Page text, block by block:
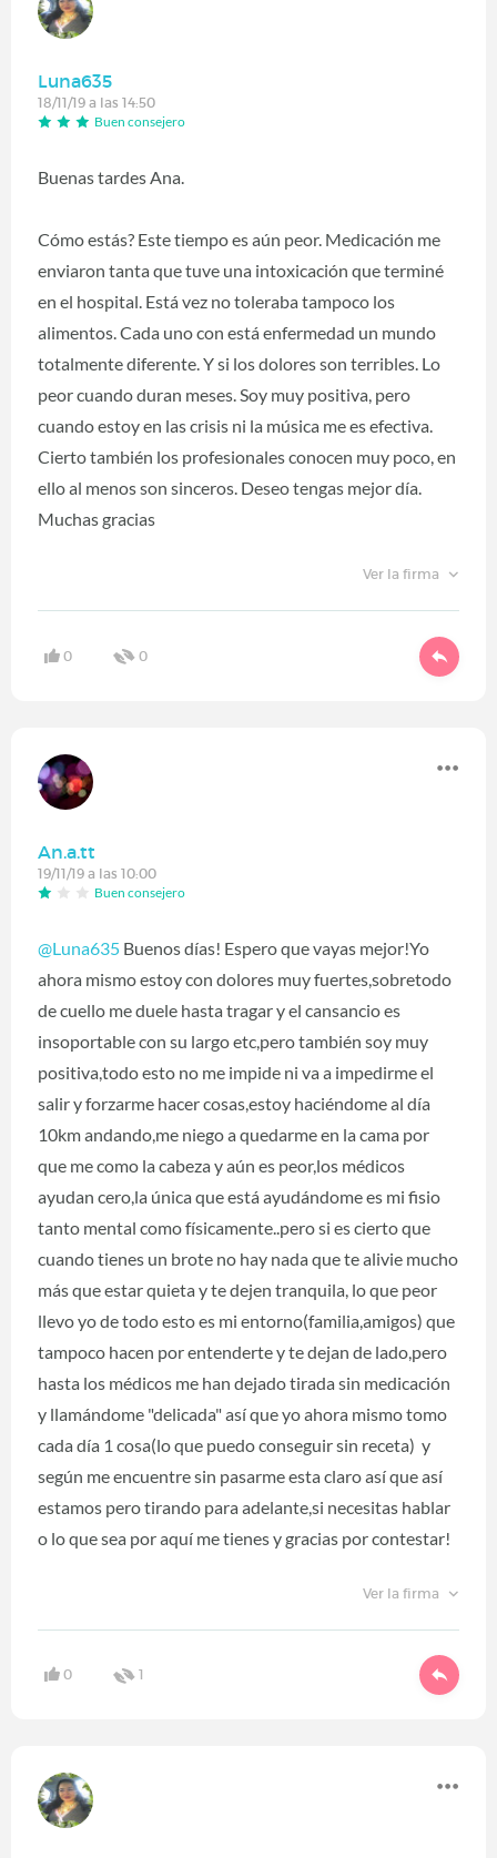
Luna635
18/11/19 a las 14:50
Buen consejero
Buenas tardes Ana.
Cómo estás? Este tiempo es aún peor. Medicación me
enviaron tanta que tuve una intoxicación que terminé
en el hospital. Está vez no toleraba tampoco los
alimentos. Cada uno con está enfermedad un mundo
totalmente diferente. Y si los dolores son terribles. Lo
peor cuando duran meses. Soy muy positiva, pero
cuando estoy en las crisis ni la música me es efectiva.
Cierto también los profesionales conocen muy poco, en
ello al menos son sinceros. Deseo tengas mejor día.
Muchas gracias
Ver la firma
0 0
An.a.tt
19/11/19 a las 10:00
Buen consejero
@Luna635 Buenos días! Espero que vayas mejor!Yo
ahora mismo estoy con dolores muy fuertes,sobretodo
de cuello me duele hasta tragar y el cansancio es
insoportable con su largo etc,pero también soy muy
positiva,todo esto no me impide ni va a impedirme el
salir y forzarme hacer cosas,estoy haciéndome al día
10km andando,me niego a quedarme en la cama por
que me como la cabeza y aún es peor,los médicos
ayudan cero,la única que está ayudándome es mi fisio
tanto mental como físicamente..pero si es cierto que
cuando tienes un brote no hay nada que te alivie mucho
más que estar quieta y te dejen tranquila, lo que peor
llevo yo de todo esto es mi entorno(familia,amigos) que
tampoco hacen por entenderte y te dejan de lado,pero
hasta los médicos me han dejado tirada sin medicación
y llamándome "delicada" así que yo ahora mismo tomo
cada día 1 cosa(lo que puedo conseguir sin receta) y
según me encuentre sin pasarme esta claro así que así
estamos pero tirando para adelante,si necesitas hablar
o lo que sea por aquí me tienes y gracias por contestar!
Ver la firma
0 1